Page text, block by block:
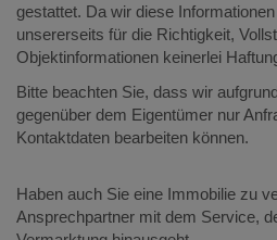
gestattet. Da wir diese
unsererseits für die Richtigkeit,
Objektinformationen keinerlei
Bitte beachten Sie, dass wir
gegenüber dem Eigentümer nur
Kontaktdaten bearbeiten können.
Haben auch Sie eine Immobilie zu
Ansprechpartner mit dem Service,